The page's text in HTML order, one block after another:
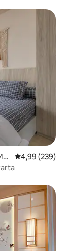
Évaluation
4,99 (239)